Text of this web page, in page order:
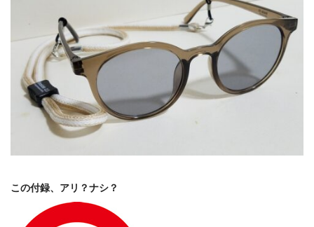
この付録、アリ？ナシ？